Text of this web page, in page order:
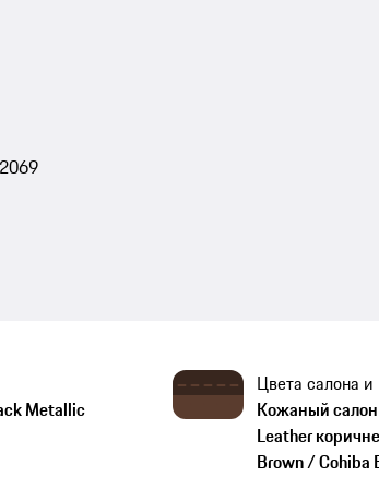
Metallic
Цвета салона
Кожаный салон
Leather
Brown / Cohiba